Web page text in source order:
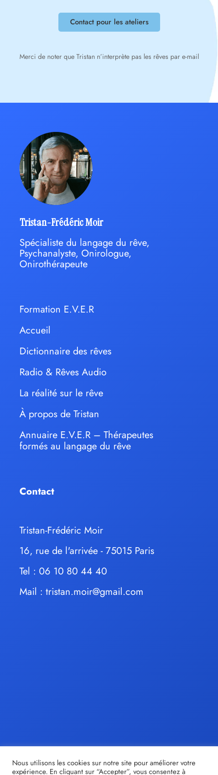
Contact pour les ateliers
Merci de noter que Tristan n’interprète pas les rêves par e-mail
Tristan-Frédéric Moir
Spécialiste du langage du rêve,
Psychanalyste, Onirologue,
Onirothérapeute
Formation E.V.E.R
Accueil
Dictionnaire des rêves
Radio & Rêves Audio
La réalité sur le rêve
À propos de Tristan
Annuaire E.V.E.R – Thérapeutes
formés au langage du rêve
Contact
Tristan-Frédéric Moir
16, rue de l'arrivée - 75015 Paris
Tel : 06 10 80 44 40
Mail : tristan.moir@gmail.com
Nous utilisons les cookies sur notre site pour améliorer votre
expérience. En cliquant sur “Accepter”, vous consentez à